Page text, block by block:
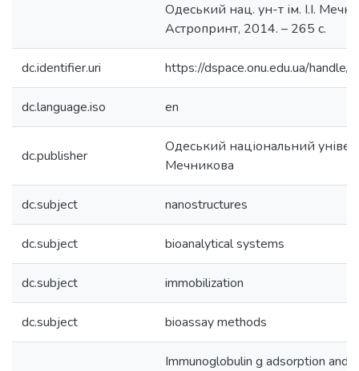
Одеський нац. ун-т ім. І.І.
Астропринт, 2014. – 265 с.
dc.identifier.uri https://dspace.onu.edu.ua/
dc.language.iso en
dc.publisher
Одеський національний
Мечникова
dc.subject nanostructures
dc.subject bioanalytical systems
dc.subject immobilization
dc.subject bioassay methods
Immunoglobulin g adsorption and